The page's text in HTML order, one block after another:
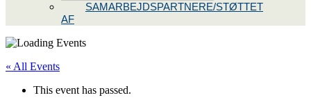
SAMARBEJDSPARTNERE/STØTTET
AF
« All Events
This event has passed.